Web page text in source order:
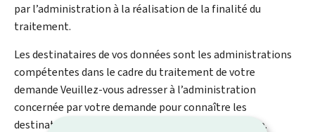
par l’administration à la réalisation de la finalité du
traitement.
Les destinataires de vos données sont les administrations
compétentes dans le cadre du traitement de votre
demande Veuillez-vous adresser à l’administration
concernée par votre demande pour connaître les
destinataires des données figurant sur ce formulaire.